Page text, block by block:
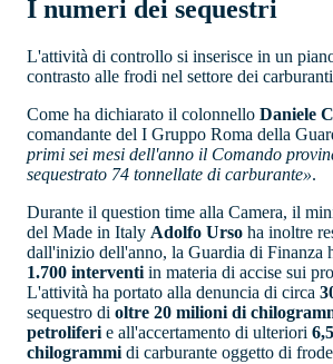
I numeri dei sequestri
L'attività di controllo si inserisce in un
contrasto alle frodi nel settore dei
Come ha dichiarato il colonnello Daniele
comandante del I Gruppo Roma della
primi sei mesi dell'anno il Comando
sequestrato 74 tonnellate di carburante».
Durante il question time alla Camera, il
del Made in Italy Adolfo Urso ha inoltre
dall'inizio dell'anno, la Guardia di Finanza
1.700 interventi in materia di accise sui
L'attività ha portato alla denuncia di circa
sequestro di oltre 20 milioni di
petroliferi e all'accertamento di ulteriori
chilogrammi di carburante oggetto di